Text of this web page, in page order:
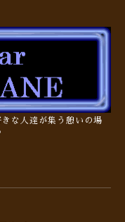
な人達が集う憩いの場